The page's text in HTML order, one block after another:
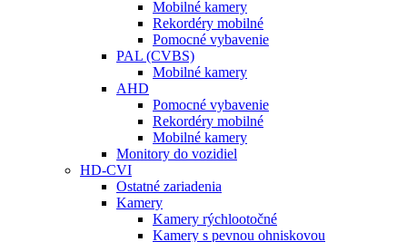
Mobilné kamery
Rekordéry mobilné
Pomocné vybavenie
PAL (CVBS)
Mobilné kamery
AHD
Pomocné vybavenie
Rekordéry mobilné
Mobilné kamery
Monitory do vozidiel
HD-CVI
Ostatné zariadenia
Kamery
Kamery rýchlootočné
Kamery s pevnou ohniskovou